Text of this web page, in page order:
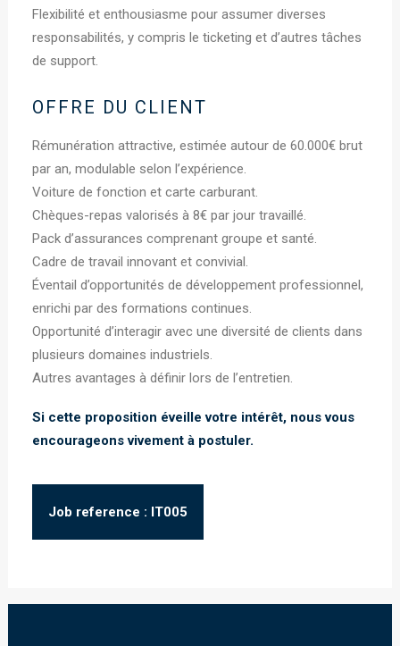
Flexibilité et enthousiasme pour assumer diverses
responsabilités, y compris le ticketing et d’autres tâches
de support.
OFFRE DU CLIENT
Rémunération attractive, estimée autour de 60.000€ brut
par an, modulable selon l’expérience.
Voiture de fonction et carte carburant.
Chèques-repas valorisés à 8€ par jour travaillé.
Pack d’assurances comprenant groupe et santé.
Cadre de travail innovant et convivial.
Éventail d’opportunités de développement professionnel,
enrichi par des formations continues.
Opportunité d’interagir avec une diversité de clients dans
plusieurs domaines industriels.
Autres avantages à définir lors de l’entretien.
Si cette proposition éveille votre intérêt, nous vous
encourageons vivement à postuler.
Job reference : IT005